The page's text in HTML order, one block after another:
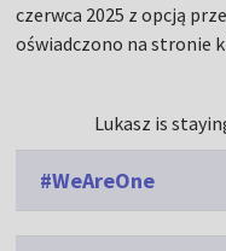
czerwca 2025 z opcją
oświadczono na stronie
Lukasz is
#WeAreOne